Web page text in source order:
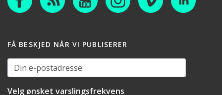
FÅ BESKJED NÅR VI PUBLISERER
Din e-postadresse:
Velg ønsket varslingsfrekvens